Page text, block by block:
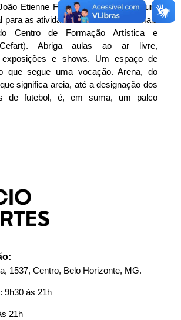
Etienne Filho. Sua escadaria é um
para as atividades ainda mais informais
Centro de Formação Artística e
Abriga aulas ao ar livre,
exposições e shows. Um espaço de
que segue uma vocação. Arena, do
significa areia, até a designação dos
de futebol, é, em suma, um palco
1537, Centro, Belo Horizonte, MG.
9h30 às 21h
21h